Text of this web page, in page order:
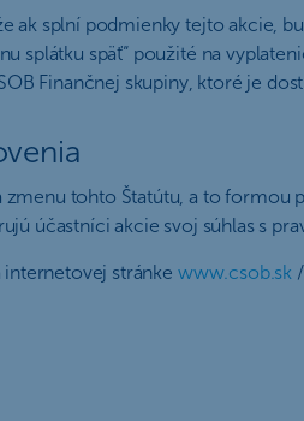
ak splní podmienky tejto akcie,
splátku späť“ použité na
Finančnej skupiny, ktoré je
zmenu tohto Štatútu, a to
účastníci akcie svoj súhlas s
internetovej stránke www.csob.sk /